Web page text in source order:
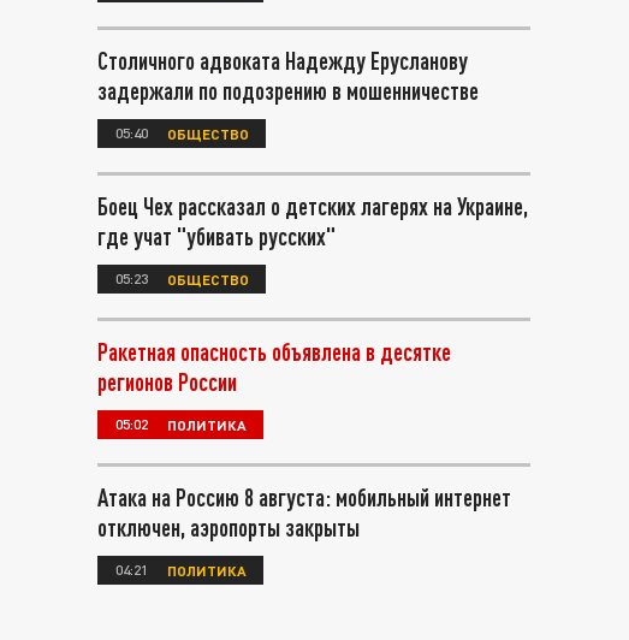
Столичного адвоката Надежду Ерусланову
задержали по подозрению в мошенничестве
05:40 ОБЩЕСТВО
Боец Чех рассказал о детских лагерях на Украине,
где учат "убивать русских"
05:23 ОБЩЕСТВО
Ракетная опасность объявлена в десятке
регионов России
05:02 ПОЛИТИКА
Атака на Россию 8 августа: мобильный интернет
отключен, аэропорты закрыты
04:21 ПОЛИТИКА